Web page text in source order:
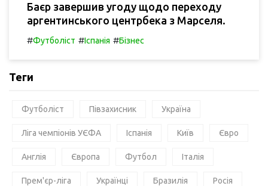
Баєр завершив угоду щодо переходу
аргентинського центрбека з Марселя.
#Футболіст #Іспанія #Бізнес
Теги
Футболіст Півзахисник Україна
Ліга чемпіонів УЄФА Іспанія Київ Євро
Англія Європа Футбол Італія
Прем'єр-ліга Українці Бразилія Росія